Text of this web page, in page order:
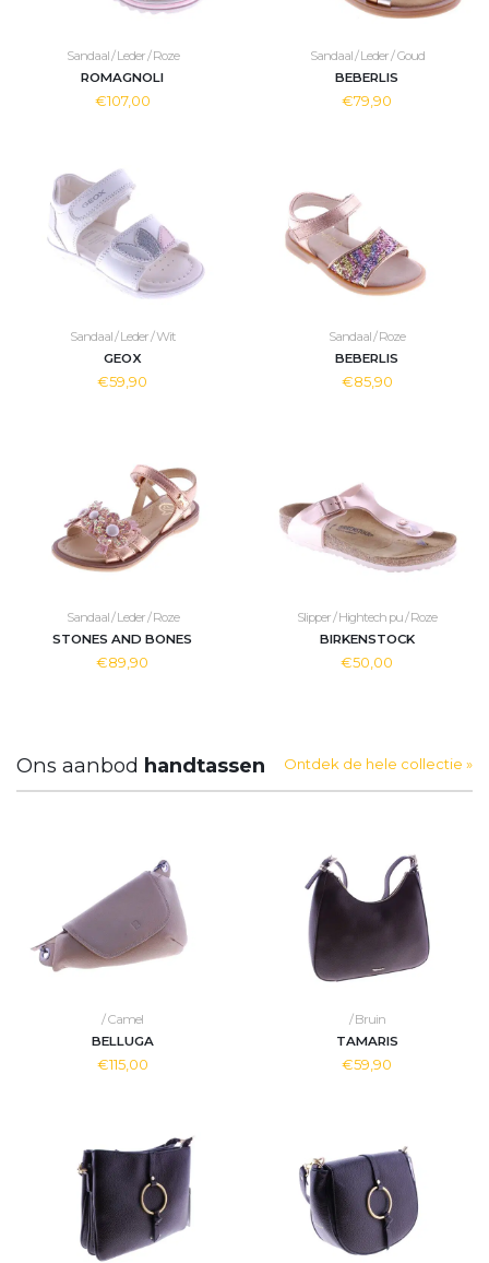
Sandaal / Leder / Roze
ROMAGNOLI
€107,00
Sandaal / Leder / Goud
BEBERLIS
€79,90
Sandaal / Leder / Wit
GEOX
€59,90
Sandaal / Roze
BEBERLIS
€85,90
Sandaal / Leder / Roze
STONES AND BONES
€89,90
Slipper / Hightech pu / Roze
BIRKENSTOCK
€50,00
Ons aanbod handtassen Ontdek de hele collectie »
/ Camel
BELLUGA
€115,00
/ Bruin
TAMARIS
€59,90